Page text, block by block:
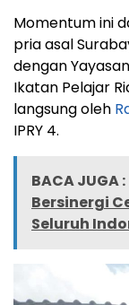
Momentum ini
pria asal
dengan
Ikatan Pelajar
langsung oleh
IPRY 4.
BACA JUGA :
Bersinergi
Seluruh